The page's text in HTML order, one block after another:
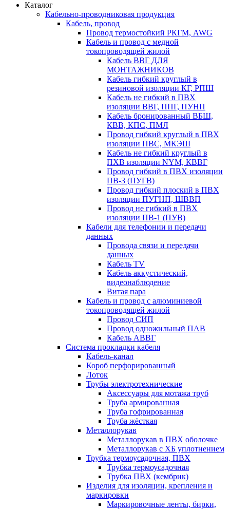
Каталог
Кабельно-проводниковая продукция
Кабель, провод
Провод термостойкий РКГМ, AWG
Кабель и провод с медной
токопроводящей жилой
Кабель ВВГ ДЛЯ
МОНТАЖНИКОВ
Кабель гибкий круглый в
резиновой изоляции КГ, РПШ
Кабель не гибкий в ПВХ
изоляции ВВГ, ППГ, ПУНП
Кабель бронированный ВБШ,
КВВ, КПС, ПМЛ
Провод гибкий круглый в ПВХ
изоляции ПВС, МКЭШ
Кабель не гибкий круглый в
ПХВ изоляции NYM, КВВГ
Провод гибкий в ПВХ изоляции
ПВ-3 (ПУГВ)
Провод гибкий плоский в ПВХ
изоляции ПУГНП, ШВВП
Провод не гибкий в ПВХ
изоляции ПВ-1 (ПУВ)
Кабели для телефонии и передачи
данных
Провода связи и передачи
данных
Кабель TV
Кабель аккустический,
видеонаблюдение
Витая пара
Кабель и провод с алюминиевой
токопроводящей жилой
Провод СИП
Провод одножильный ПАВ
Кабель АВВГ
Система прокладки кабеля
Кабель-канал
Короб перфорированный
Лоток
Трубы электротехнические
Аксессуары для мотажа труб
Труба армированная
Труба гофрированная
Труба жёсткая
Металлорукав
Металлорукав в ПВХ оболочке
Металлорукав с ХБ уплотнением
Трубка термоусадочная, ПВХ
Трубка термоусадочная
Трубка ПВХ (кембрик)
Изделия для изоляции, крепления и
маркировки
Маркировочные ленты, бирки,